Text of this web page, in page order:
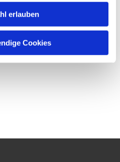
erlauben
Cookies